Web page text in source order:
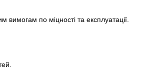
вимогам по міцності та експлуатації.